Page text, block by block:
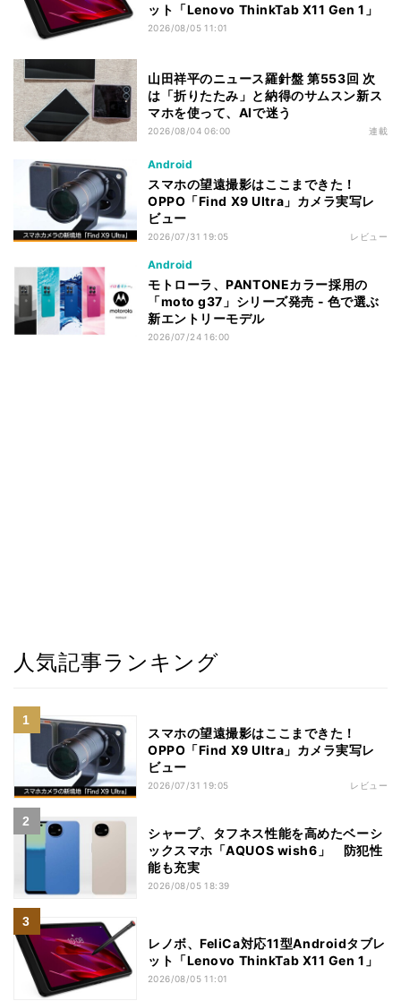
ット「Lenovo ThinkTab X11 Gen 1」
2026/08/05 11:01
山田祥平のニュース羅針盤 第553回 次
は「折りたたみ」と納得のサムスン新ス
マホを使って、AIで迷う
2026/08/04 06:00 連載
Android
スマホの望遠撮影はここまできた！
OPPO「Find X9 Ultra」カメラ実写レ
ビュー
2026/07/31 19:05 レビュー
Android
モトローラ、PANTONEカラー採用の
「moto g37」シリーズ発売 - 色で選ぶ
新エントリーモデル
2026/07/24 16:00
人気記事ランキング
スマホの望遠撮影はここまできた！
OPPO「Find X9 Ultra」カメラ実写レ
ビュー
2026/07/31 19:05 レビュー
シャープ、タフネス性能を高めたベーシ
ックスマホ「AQUOS wish6」 防犯性
能も充実
2026/08/05 18:39
レノボ、FeliCa対応11型Androidタブレ
ット「Lenovo ThinkTab X11 Gen 1」
2026/08/05 11:01